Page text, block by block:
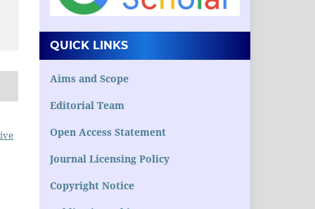
QUICK LINKS
Aims and Scope
Editorial Team
Open Access Statement
Journal Licensing Policy
Copyright Notice